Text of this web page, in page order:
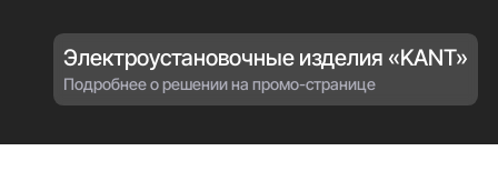
Электроустановочные изделия «KANT»
Подробнее о решении на промо-странице